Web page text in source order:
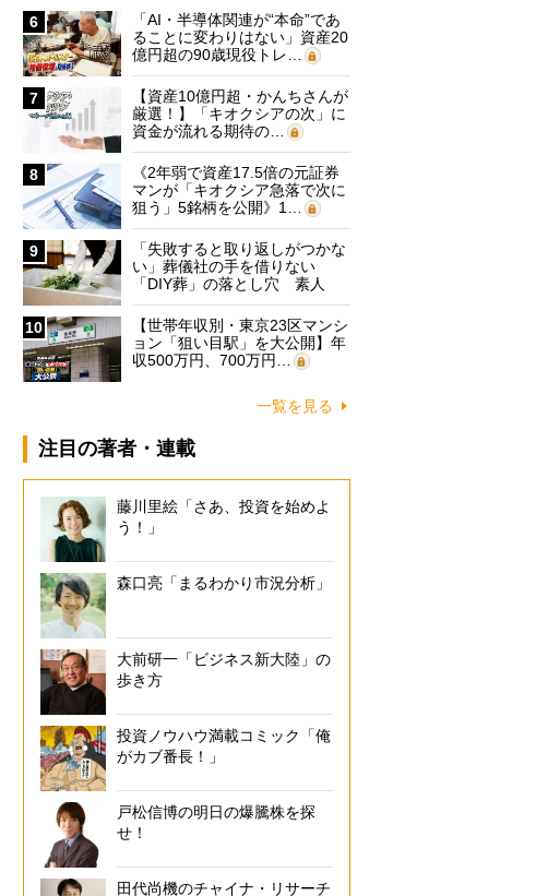
6
「AI・半導体関連が“本命”であ
ることに変わりはない」資産20
億円超の90歳現役トレ…
7
【資産10億円超・かんちさんが
厳選！】「キオクシアの次」に
資金が流れる期待の…
8
《2年弱で資産17.5倍の元証券
マンが「キオクシア急落で次に
狙う」5銘柄を公開》1…
9
「失敗すると取り返しがつかな
い」葬儀社の手を借りない
「DIY葬」の落とし穴 素人
に…
10
【世帯年収別・東京23区マンシ
ョン「狙い目駅」を大公開】年
収500万円、700万円…
一覧を見る
注目の著者・連載
藤川里絵「さあ、投資を始めよ
う！」
森口亮「まるわかり市況分析」
大前研一「ビジネス新大陸」の
歩き方
投資ノウハウ満載コミック「俺
がカブ番長！」
戸松信博の明日の爆騰株を探
せ！
田代尚機のチャイナ・リサーチ